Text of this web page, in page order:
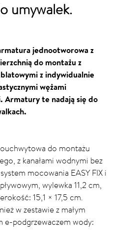
umywalek.
jednootworowa z
do montażu z
z indywidualnie
wężami
Armatury te nadają się do
do montażu
z kanałami wodnymi bez
mocowania EASY FIX i
wylewka 11,2 cm,
15,1 × 17,5 cm.
w zestawie z małym
e-podgrzewaczem wody: